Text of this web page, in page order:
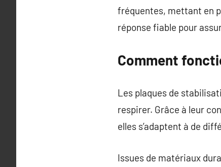
fréquentes, mettant en
réponse fiable pour
Comment
Les plaques de
respirer. Grâce à leur
elles s’adaptent à de
Issues de matériaux